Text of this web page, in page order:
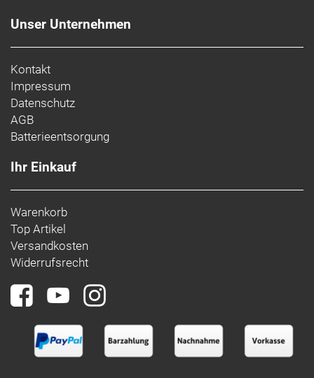
Unser Unternehmen
Kontakt
Impressum
Datenschutz
AGB
Batterieentsorgung
Ihr Einkauf
Warenkorb
Top Artikel
Versandkosten
Widerrufsrecht